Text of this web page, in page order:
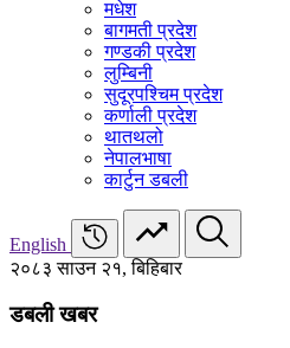
मधेश
बागमती प्रदेश
गण्डकी प्रदेश
लुम्बिनी
सुदूरपश्चिम प्रदेश
कर्णाली प्रदेश
थातथलो
नेपालभाषा
कार्टुन डबली
English
२०८३ साउन २१, बिहिबार
डबली खबर